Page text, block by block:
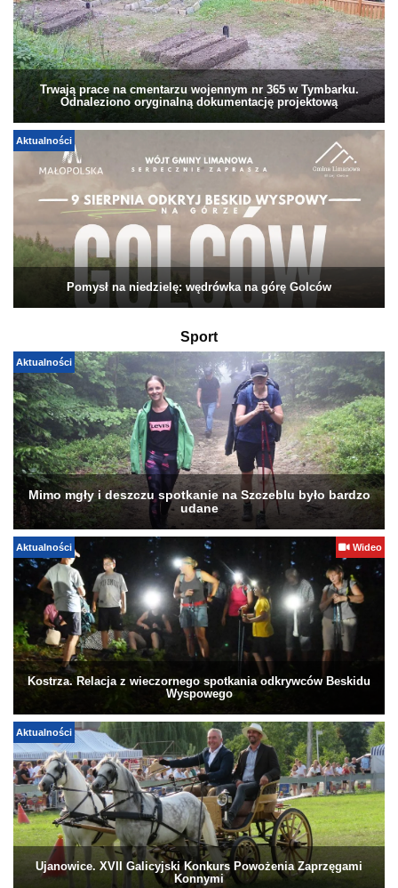
Trwają prace na cmentarzu wojennym nr 365 w Tymbarku.
Odnaleziono oryginalną dokumentację projektową
Aktualności
Pomysł na niedzielę: wędrówka na górę Golców
Sport
Aktualności
Mimo mgły i deszczu spotkanie na Szczeblu było bardzo
udane
Aktualności Wideo
Kostrza. Relacja z wieczornego spotkania odkrywców Beskidu
Wyspowego
Aktualności
Ujanowice. XVII Galicyjski Konkurs Powożenia Zaprzęgami
Konnymi